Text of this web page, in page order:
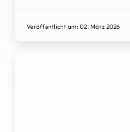
Veröffentlicht am: 02. März 2026